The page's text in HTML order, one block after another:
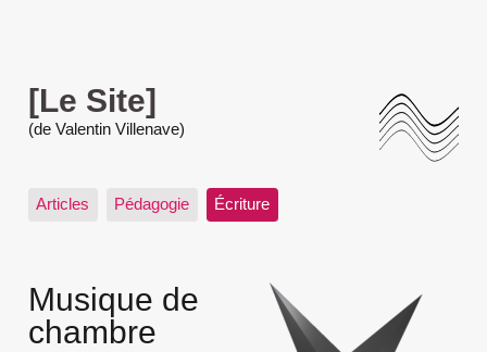
[Le Site]
(de Valentin Villenave)
Articles Pédagogie Écriture
Musique de
chambre